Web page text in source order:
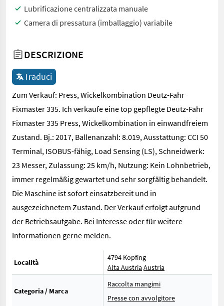
Lubrificazione centralizzata manuale
Camera di pressatura (imballaggio) variabile
DESCRIZIONE
Traduci
Zum Verkauf: Press, Wickelkombination Deutz-Fahr
Fixmaster 335. Ich verkaufe eine top gepflegte Deutz-Fahr
Fixmaster 335 Press, Wickelkombination in einwandfreiem
Zustand. Bj.: 2017, Ballenanzahl: 8.019, Ausstattung: CCI 50
Terminal, ISOBUS-fähig, Load Sensing (LS), Schneidwerk:
23 Messer, Zulassung: 25 km/h, Nutzung: Kein Lohnbetrieb,
immer regelmäßig gewartet und sehr sorgfältig behandelt.
Die Maschine ist sofort einsatzbereit und in
ausgezeichnetem Zustand. Der Verkauf erfolgt aufgrund
der Betriebsaufgabe. Bei Interesse oder für weitere
Informationen gerne melden.
Località
4794 Kopfing
Alta Austria Austria
Categoria / Marca
Raccolta mangimi
Presse con avvolgitore